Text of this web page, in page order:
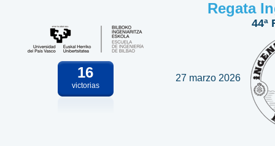
16
victorias
Regata
44ª
27 marzo 2026